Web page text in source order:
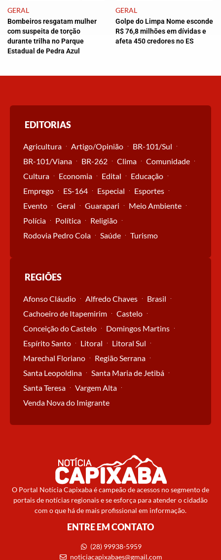
GERAL
Bombeiros resgatam mulher
com suspeita de torção
durante trilha no Parque
Estadual de Pedra Azul
GERAL
Golpe do Limpa Nome esconde
R$ 76,8 milhões em dívidas e
afeta 450 credores no ES
EDITORIAS
Agricultura Artigo/Opinião
BR-101/Sul
BR-101/Viana
BR-262 Clima
Comunidade
Cultura
Economia Edital
Educação
Emprego
ES-164 Especial
Esportes
Evento
Geral Guarapari
Meio Ambiente
Polícia
Política
Religião
Rodovia Pedro Cola
Saúde Turismo
REGIÕES
Afonso Cláudio Alfredo Chaves
Brasil
Cachoeiro de Itapemirim
Castelo
Conceição do Castelo
Domingos Martins
Espírito Santo
Litoral
Litoral Sul
Marechal Floriano
Região Serrana
Santa Leopoldina
Santa Maria de Jetibá
Santa Teresa
Vargem Alta
Venda Nova do Imigrante
O Portal Notícia Capixaba é campeão de acessos no segmento de
portais de notícias regionais e se esforça para atender o cidadão
com o que há de mais profissional em informação.
ENTRE EM CONTATO
(28) 99938-5959
noticiacapixabaes@gmail.com